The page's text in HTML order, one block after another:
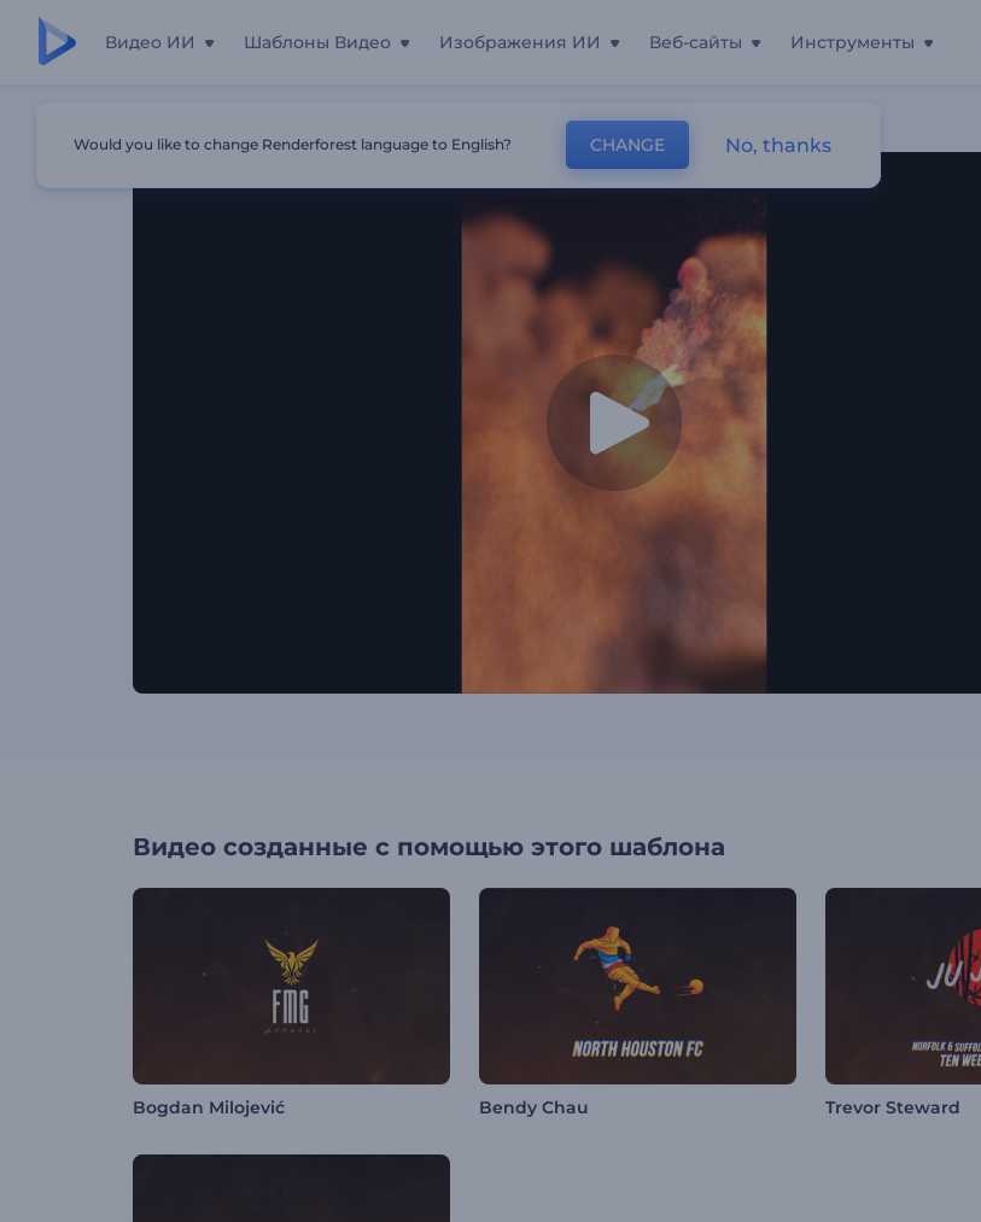
Видео ИИ Шаблоны Видео Изображения ИИ Веб-сайты Инструменты
Видео созданные с помощью этого шаблона
Bogdan Milojević Bendy Chau Trevor Steward
Would you like to change Renderforest language to English? CHANGE No, thanks